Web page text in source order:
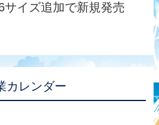
サイズ追加で新規発売
カレンダー